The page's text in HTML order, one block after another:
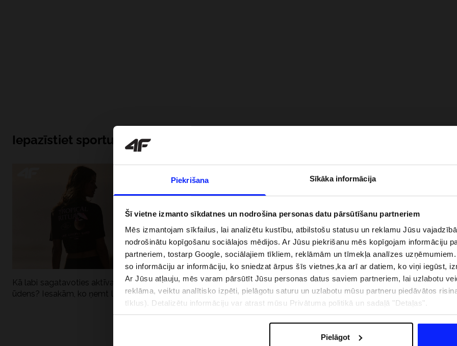
Piekrišana Sīkāka informācija
Šī vietne izmanto sīkdatnes un nodrošina personas datu pārsūtīšanu partneriem
Mēs izmantojam sīkfailus, lai analizētu kustību, atbilstošu statusu un reklamu Jūsu
nodrošinātu kopīgošanu sociālajos mēdijos. Ar Jūsu piekrišanu mēs kopīgojam informāciju
partneriem, tostarp Google, sociālajiem tīkliem, reklāmām un tīmekļa analīzes
so informāciju ar informāciju, ko sniedzat ārpus šīs vietnes,ka arī ar datiem, ko viņi iegūst,
Ar Jūsu atļauju, mēs varam pārsūtīt Jūsu personas datus saviem partneriem, lai uzlabotu
reklāma, veiktu analītisko izpēti, pielāgotu saturu un uzlabotu mūsu partneru piedāvātos
tīklus). Detalizētu informāciju var atrast mūsu Privātuma politikā un sadaļā "Detaļas".
Pielāgot
Iepazīstiet sportu no iekšpuses
Kā labi sagatavoties aktīvai dienai pie
ūdens? Iesakām, ko ņemt līdzi
Kāpēc UV aizsardzībai pie ūdens jābūt
dubultai: UPF apģērbs + SPF
Jaunā 4F tenisa un padela kolekcija.
Sportiska funkcionalitāte satiekas ar
mūsdienīgu stilu